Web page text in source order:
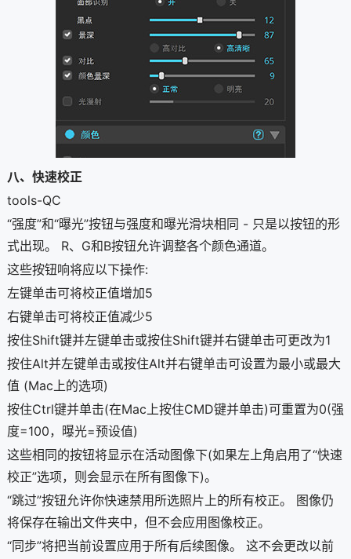
八、快速校正
tools-QC
“强度”和“曝光”按钮与强度和曝光滑块相同 - 只是以按钮的形
式出现。 R、G和B按钮允许调整各个颜色通道。
这些按钮响将应以下操作:
左键单击可将校正值增加5
右键单击可将校正值减少5
按住Shift键并左键单击或按住Shift键并右键单击可更改为1
按住Alt并左键单击或按住Alt并右键单击可设置为最小或最大
值 (Mac上的选项)
按住Ctrl键并单击(在Mac上按住CMD键并单击)可重置为0(强
度=100，曝光=预设值)
这些相同的按钮将显示在活动图像下(如果左上角启用了“快速
校正”选项，则会显示在所有图像下)。
“跳过”按钮允许你快速禁用所选照片上的所有校正。 图像仍
将保存在输出文件夹中，但不会应用图像校正。
“同步”将把当前设置应用于所有后续图像。 这不会更改以前